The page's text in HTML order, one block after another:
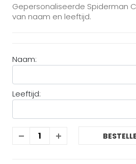
Gepersonaliseerde Spiderman
van naam en leeftijd.
Naam:
Leeftijd: